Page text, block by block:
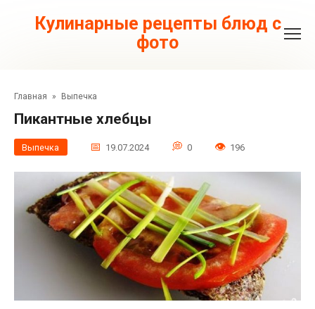
контентуКулинарные рецепты блюд с
фото
Главная » Выпечка
Пикантные хлебцы
Выпечка 19.07.2024 0 196